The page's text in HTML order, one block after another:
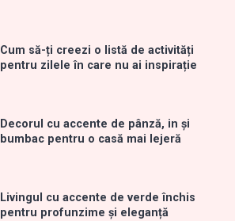
Cum să-ți creezi o listă de activități
pentru zilele în care nu ai inspirație
Decorul cu accente de pânză, in și
bumbac pentru o casă mai lejeră
Livingul cu accente de verde închis
pentru profunzime și eleganță